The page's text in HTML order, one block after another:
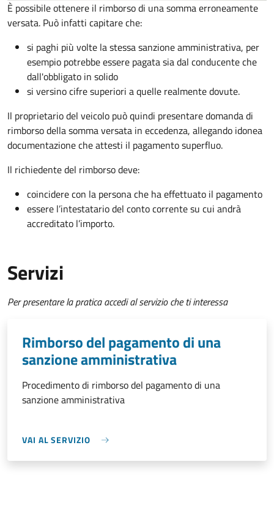
È possibile ottenere il rimborso di una somma erroneamente
versata. Può infatti capitare che:
si paghi più volte la stessa sanzione amministrativa, per
esempio potrebbe essere pagata sia dal conducente che
dall'obbligato in solido
si versino cifre superiori a quelle realmente dovute.
Il proprietario del veicolo può quindi presentare domanda di
rimborso della somma versata in eccedenza, allegando idonea
documentazione che attesti il pagamento superfluo.
Il richiedente del rimborso deve:
coincidere con la persona che ha effettuato il pagamento
essere l’intestatario del conto corrente su cui andrà
accreditato l’importo.
Servizi
Per presentare la pratica accedi al servizio che ti interessa
Rimborso del pagamento di una
sanzione amministrativa
Procedimento di rimborso del pagamento di una
sanzione amministrativa
VAI AL SERVIZIO